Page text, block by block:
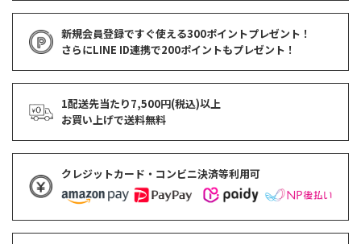
新規会員登録ですぐ使える300ポイントプレゼント！
さらにLINE ID連携で200ポイントもプレゼント！
1配送先当たり7,500円(税込)以上
お買い上げで送料無料
クレジットカード・コンビニ決済等利用可